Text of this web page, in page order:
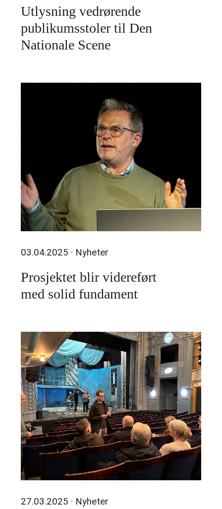
Utlysning vedrørende
publikumsstoler til Den
Nationale Scene
03.04.2025 · Nyheter
Prosjektet blir videreført
med solid fundament
27.03.2025 · Nyheter